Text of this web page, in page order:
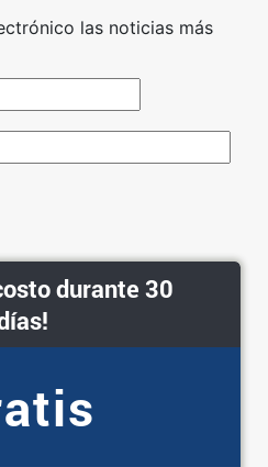
las noticias más
durante 30